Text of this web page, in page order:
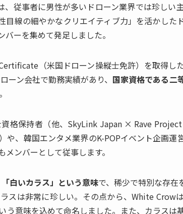
従事者に男性が多いドローン業界では珍しい
線の細やかなクリエイティブ力」を活かした
ーを集めて発足しました。
（米国ドローン操縦士免許）を取得し
ーン会社で勤務実績があり、 国家資格である二
格保持者（他、SkyLink Japan × Rave
や、韓国エンタメ業界のK-POPイベント企画運
ンバーとして従事します。
「白いカラス」という意味で、稀少で特別な存在
スは非常に珍しい。その点から、White Crow
う意味を込めて命名しました。また、カラスは